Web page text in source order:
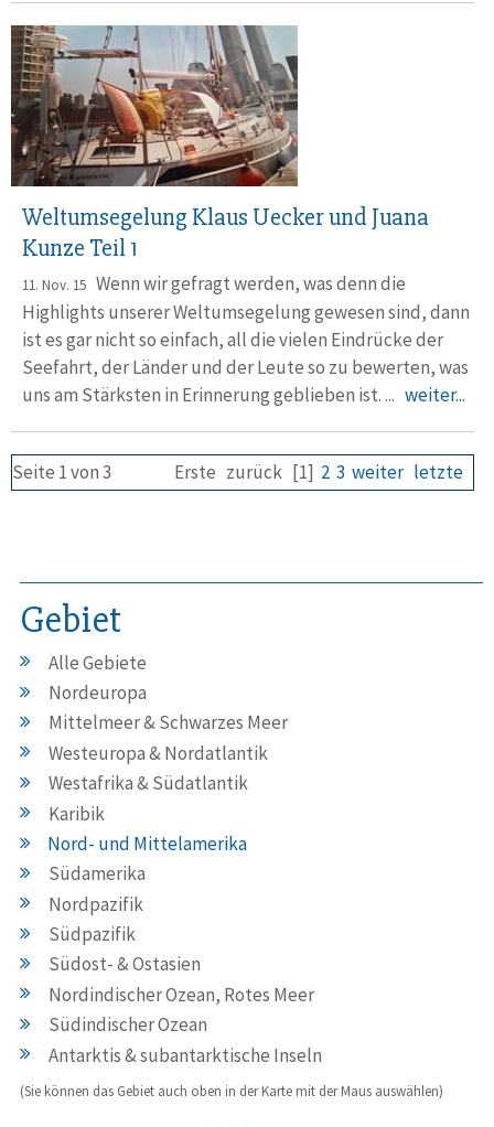
Weltumsegelung Klaus Uecker und Juana
Kunze Teil 1
11. Nov. 15 Wenn wir gefragt werden, was denn die
Highlights unserer Weltumsegelung gewesen sind, dann
ist es gar nicht so einfach, all die vielen Eindrücke der
Seefahrt, der Länder und der Leute so zu bewerten, was
uns am Stärksten in Erinnerung geblieben ist. ... weiter...
Seite 1 von 3 Erste zurück [1] 2 3 weiter letzte
Gebiet
Alle Gebiete
Nordeuropa
Mittelmeer & Schwarzes Meer
Westeuropa & Nordatlantik
Westafrika & Südatlantik
Karibik
Nord- und Mittelamerika
Südamerika
Nordpazifik
Südpazifik
Südost- & Ostasien
Nordindischer Ozean, Rotes Meer
Südindischer Ozean
Antarktis & subantarktische Inseln
(Sie können das Gebiet auch oben in der Karte mit der Maus auswählen)